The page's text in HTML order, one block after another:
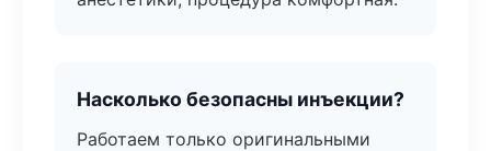
Насколько безопасны инъекции?
Работаем только оригинальными